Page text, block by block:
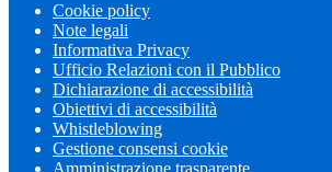
Cookie policy
Note legali
Informativa Privacy
Ufficio Relazioni con il Pubblico
Dichiarazione di accessibilità
Obiettivi di accessibilità
Whistleblowing
Gestione consensi cookie